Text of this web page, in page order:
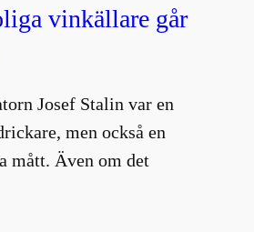
vinkällare går
Josef Stalin var en
men också en
mått. Även om det